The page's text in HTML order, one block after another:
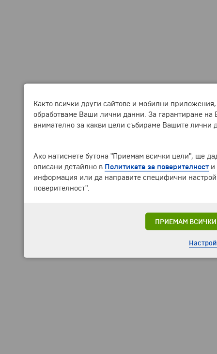
Както всички други сайтове и мобилни
обработваме Ваши лични данни. За гарантиране
внимателно за какви цели събираме Вашите лични
Ако натиснете бутона "Приемам всички цели", ще
описани детайлно в Политиката за поверителност и
информация или да направите специфични
поверителност".
ПРИЕМАМ